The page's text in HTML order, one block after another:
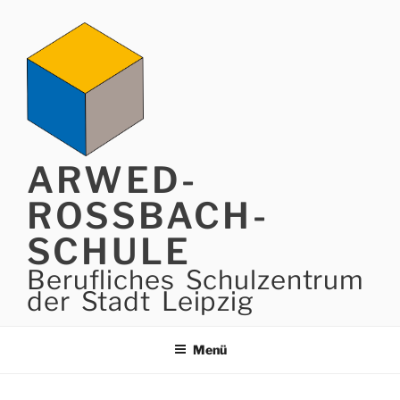
springen
ARWED-
ROSSBACH-
SCHULE
Berufliches Schulzentrum
der Stadt Leipzig
Menü